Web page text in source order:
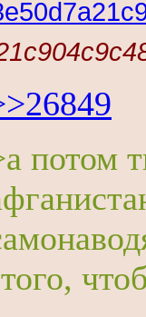
потом